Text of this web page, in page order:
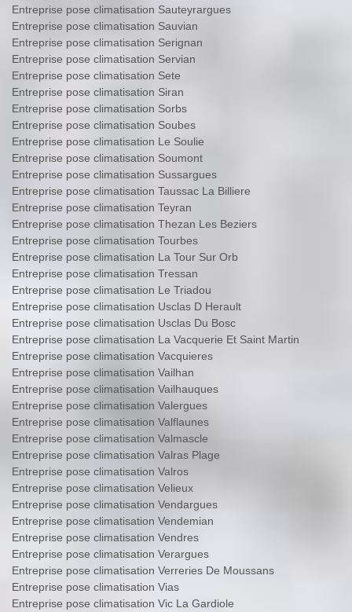
Entreprise pose climatisation Sauteyrargues
Entreprise pose climatisation Sauvian
Entreprise pose climatisation Serignan
Entreprise pose climatisation Servian
Entreprise pose climatisation Sete
Entreprise pose climatisation Siran
Entreprise pose climatisation Sorbs
Entreprise pose climatisation Soubes
Entreprise pose climatisation Le Soulie
Entreprise pose climatisation Soumont
Entreprise pose climatisation Sussargues
Entreprise pose climatisation Taussac La Billiere
Entreprise pose climatisation Teyran
Entreprise pose climatisation Thezan Les Beziers
Entreprise pose climatisation Tourbes
Entreprise pose climatisation La Tour Sur Orb
Entreprise pose climatisation Tressan
Entreprise pose climatisation Le Triadou
Entreprise pose climatisation Usclas D Herault
Entreprise pose climatisation Usclas Du Bosc
Entreprise pose climatisation La Vacquerie Et Saint Martin
Entreprise pose climatisation Vacquieres
Entreprise pose climatisation Vailhan
Entreprise pose climatisation Vailhauques
Entreprise pose climatisation Valergues
Entreprise pose climatisation Valflaunes
Entreprise pose climatisation Valmascle
Entreprise pose climatisation Valras Plage
Entreprise pose climatisation Valros
Entreprise pose climatisation Velieux
Entreprise pose climatisation Vendargues
Entreprise pose climatisation Vendemian
Entreprise pose climatisation Vendres
Entreprise pose climatisation Verargues
Entreprise pose climatisation Verreries De Moussans
Entreprise pose climatisation Vias
Entreprise pose climatisation Vic La Gardiole